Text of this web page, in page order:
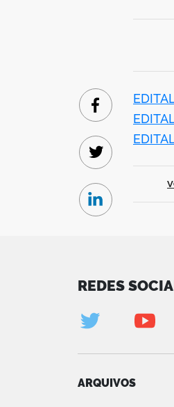
Facebook
Twitter
Linkedin
REDES
ARQUIVOS